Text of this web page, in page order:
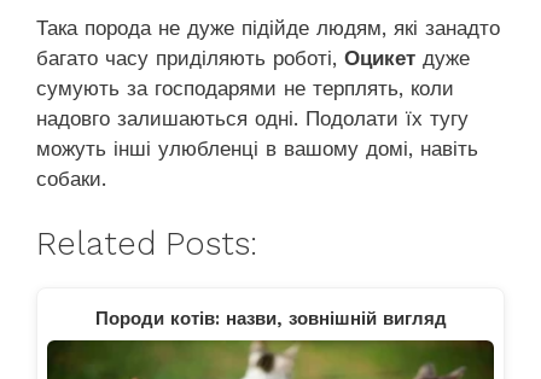
Така порода не дуже підійде людям, які занадто
багато часу приділяють роботі, Оцикет дуже
сумують за господарями не терплять, коли
надовго залишаються одні. Подолати їх тугу
можуть інші улюбленці в вашому домі, навіть
собаки.
Related Posts:
Породи котів: назви, зовнішній вигляд